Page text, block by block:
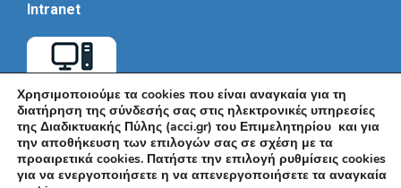
Intranet
Χρησιμοποιούμε τα cookies που είναι αναγκαία για τη
διατήρηση της σύνδεσής σας στις ηλεκτρονικές υπηρεσίες
της Διαδικτυακής Πύλης (acci.gr) του Επιμελητηρίου και για
την αποθήκευση των επιλογών σας σε σχέση με τα
προαιρετικά cookies. Πατήστε την επιλογή ρυθμίσεις cookies
για να ενεργοποιήσετε η να απενεργοποιήσετε τα αναγκαία